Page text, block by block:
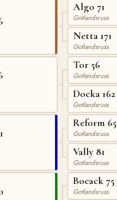
Algo 71
Gotlandsruss
Netta 171
Gotlandsruss
Tor 56
Gotlandsruss
Docka 162
Gotlandsruss
Reform 65
Gotlandsruss
Vally 81
Gotlandsruss
Bocack 75
Gotlandsruss